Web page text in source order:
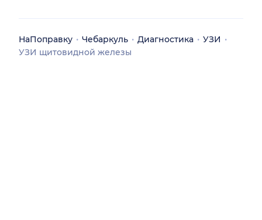
НаПоправку Чебаркуль Диагностика
УЗИ
УЗИ щитовидной железы